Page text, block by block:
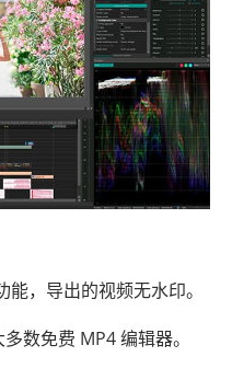
，导出的视频无水印。
数免费 MP4 编辑器。